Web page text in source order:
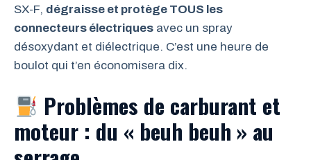
SX-F, dégraisse et protège TOUS les
connecteurs électriques avec un spray
désoxydant et diélectrique. C’est une heure de
boulot qui t’en économisera dix.
Problèmes de carburant et
moteur : du « beuh beuh » au